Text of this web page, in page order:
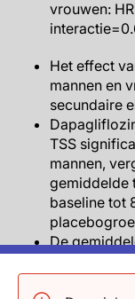
vrouwen:
Het effect
mannen en
secundaire
TSS
mannen,
gemiddelde
baseline tot
De